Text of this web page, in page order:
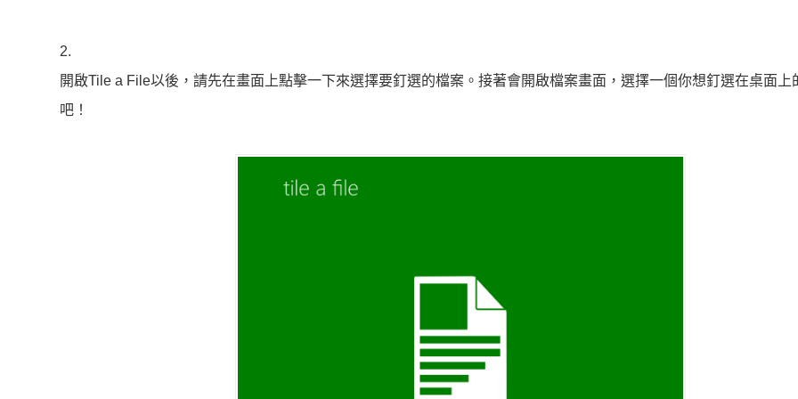
2.
開啟Tile a File以後，請先在畫面上點擊一下來選擇要釘選的檔案。接著會開啟檔案畫面，選擇一個你想釘選在桌面上
吧！